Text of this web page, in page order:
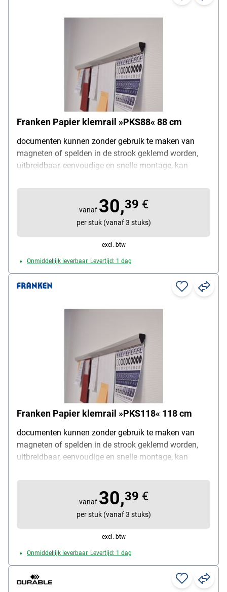
Franken Papier klemrail »PKS88« 88 cm
documenten kunnen zonder gebruik te maken van
magneten of spelden in de strook geklemd worden,
uitbreidbaar, eenvoudige en snelle montage, kan
kleur: lichtgrijs, materiaal: kunststof
vanaf 30,39 €
per stuk (vanaf 3 stuks)
excl. btw
Onmiddellijk leverbaar. Levertijd: 1 dag
Franken Papier klemrail »PKS118« 118 cm
documenten kunnen zonder gebruik te maken van
magneten of spelden in de strook geklemd worden,
uitbreidbaar, eenvoudige en snelle montage, kan
kleur: lichtgrijs, materiaal: kunststof
vanaf 30,39 €
per stuk (vanaf 3 stuks)
excl. btw
Onmiddellijk leverbaar. Levertijd: 1 dag